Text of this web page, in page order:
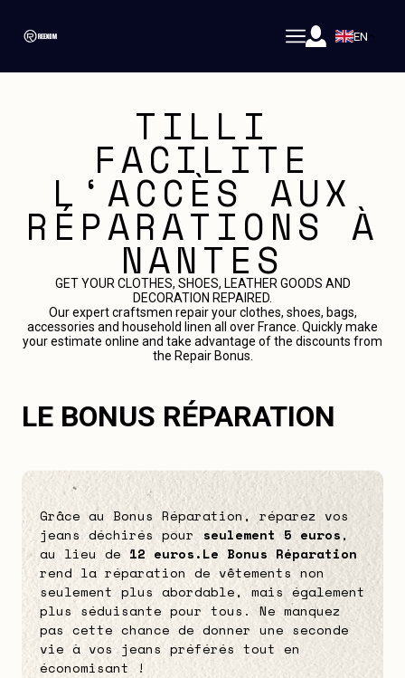
EN
TILLI
FACILITE
L‘ACCÈS AUX
RÉPARATIONS À
NANTES
GET YOUR CLOTHES, SHOES, LEATHER GOODS AND
DECORATION REPAIRED.
Our expert craftsmen repair your clothes, shoes, bags,
accessories and household linen all over France. Quickly make
your estimate online and take advantage of the discounts from
the Repair Bonus.
LE BONUS RÉPARATION
Grâce au Bonus Réparation, réparez vos
jeans déchirés pour seulement 5 euros,
au lieu de 12 euros.Le Bonus Réparation
rend la réparation de vêtements non
seulement plus abordable, mais également
plus séduisante pour tous. Ne manquez
pas cette chance de donner une seconde
vie à vos jeans préférés tout en
économisant !